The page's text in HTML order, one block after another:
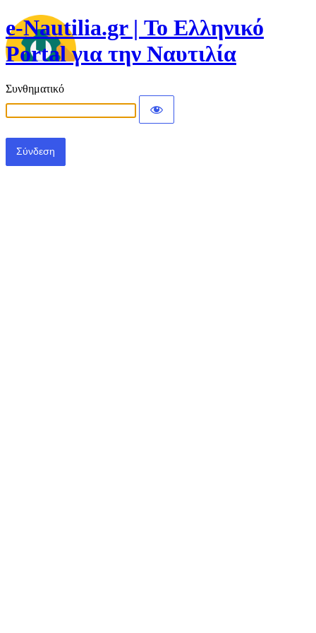
e-Nautilia.gr | Το Ελληνικό
Portal για την Ναυτιλία
Συνθηματικό